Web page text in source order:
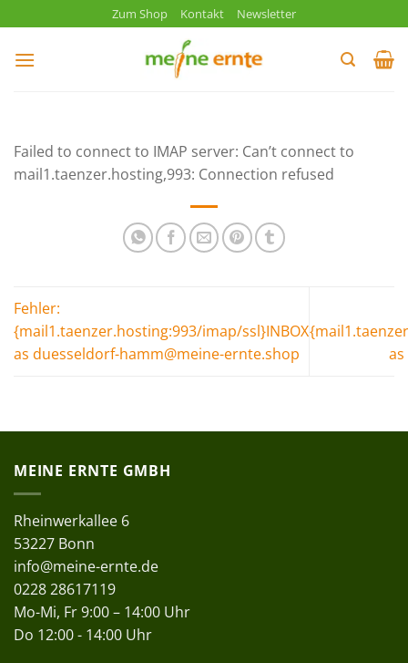
Inhalt
springen
Zum Shop Kontakt Newsletter
Failed to connect to IMAP server: Can’t connect to
mail1.taenzer.hosting,993: Connection refused
Fehler:
{mail1.taenzer.hosting:993/imap/ssl}INBOX
as duesseldorf-hamm@meine-ernte.shop
MEINE ERNTE GMBH
Rheinwerkallee 6
53227 Bonn
info@meine-ernte.de
0228 28617119
Mo-Mi, Fr 9:00 – 14:00 Uhr
Do 12:00 - 14:00 Uhr